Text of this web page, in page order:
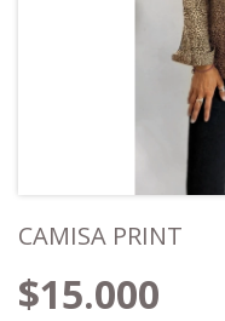
CAMISA PRINT
$15.000